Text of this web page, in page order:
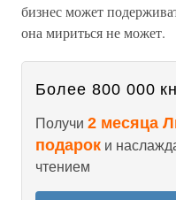
бизнес может
она мириться не может.
Более 800 000
Получи 2 месяца
подарок и
чтением